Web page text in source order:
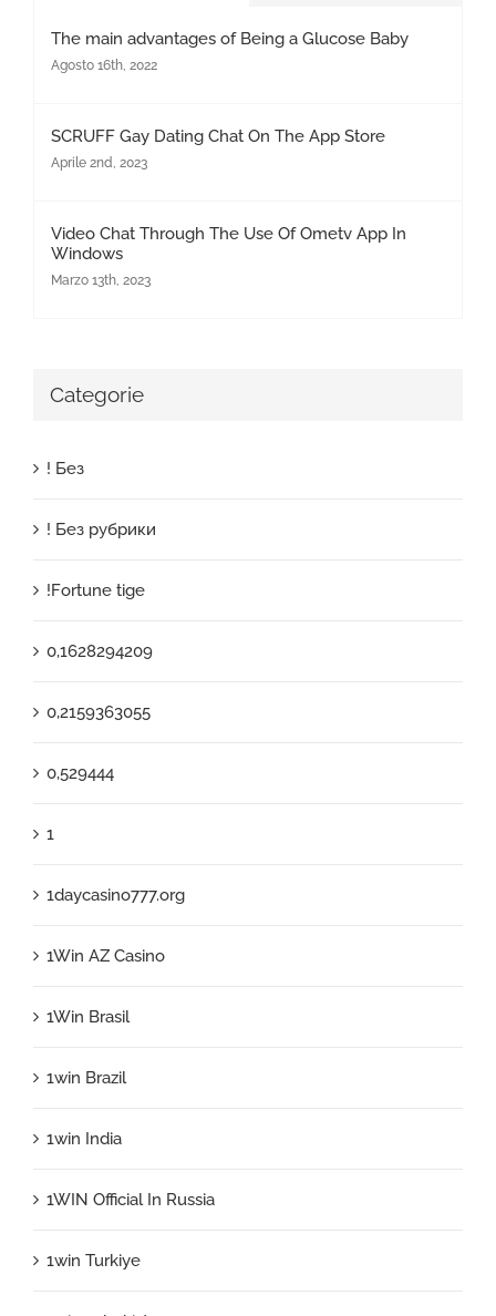
The main advantages of Being a Glucose Baby
Agosto 16th, 2022
‎SCRUFF Gay Dating Chat On The App Store
Aprile 2nd, 2023
Video Chat Through The Use Of Ometv App In
Windows
Marzo 13th, 2023
Categorie
! Без
! Без рубрики
!Fortune tige
0,1628294209
0,2159363055
0,529444
1
1daycasino777.org
1Win AZ Casino
1Win Brasil
1win Brazil
1win India
1WIN Official In Russia
1win Turkiye